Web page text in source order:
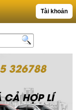
Tài khoản